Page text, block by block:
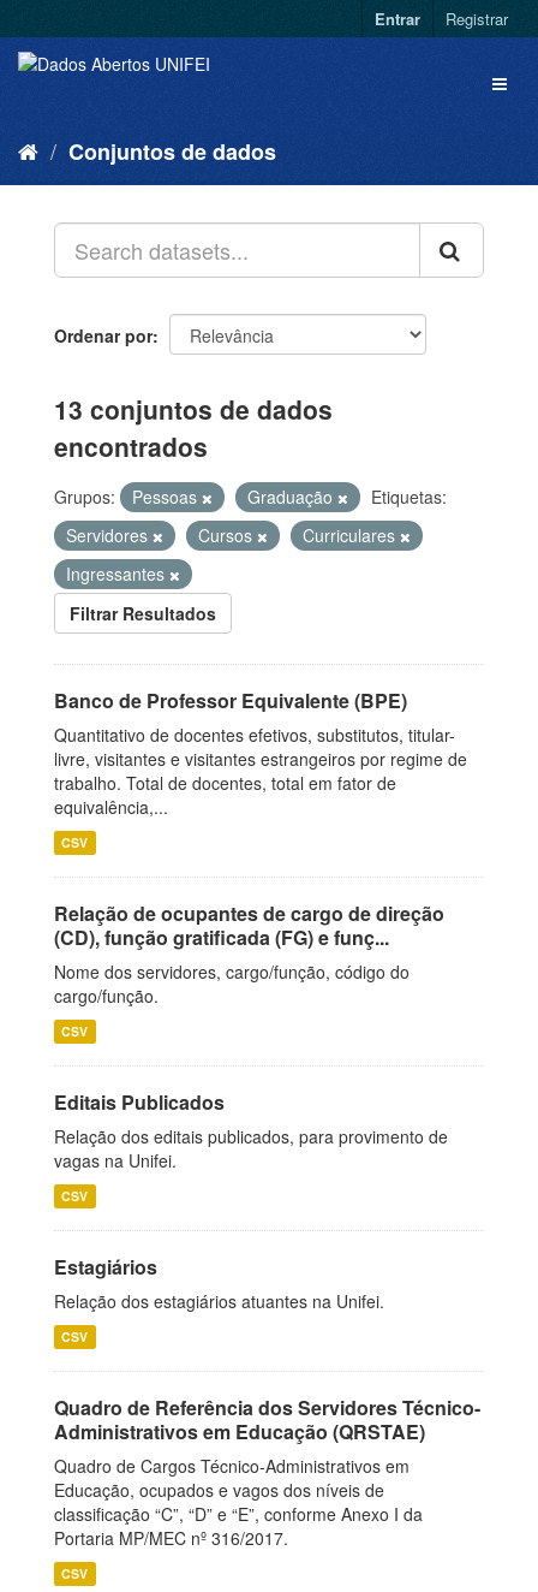
Entrar Registrar
Conjuntos de dados
Ordenar por
13 conjuntos de dados
encontrados
Grupos: Pessoas Graduação
Etiquetas:
Servidores
Cursos
Curriculares
Ingressantes
Filtrar Resultados
Banco de Professor Equivalente (BPE)
Quantitativo de docentes efetivos, substitutos, titular-
livre, visitantes e visitantes estrangeiros por regime de
trabalho. Total de docentes, total em fator de
equivalência,...
CSV
Relação de ocupantes de cargo de direção
(CD), função gratificada (FG) e funç...
Nome dos servidores, cargo/função, código do
cargo/função.
CSV
Editais Publicados
Relação dos editais publicados, para provimento de
vagas na Unifei.
CSV
Estagiários
Relação dos estagiários atuantes na Unifei.
CSV
Quadro de Referência dos Servidores Técnico-
Administrativos em Educação (QRSTAE)
Quadro de Cargos Técnico-Administrativos em
Educação, ocupados e vagos dos níveis de
classificação “C”, “D” e “E”, conforme Anexo I da
Portaria MP/MEC nº 316/2017.
CSV